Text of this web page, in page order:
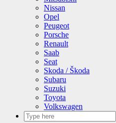
Nissan
Opel
Peugeot
Porsche
Renault
Saab
Seat
Skoda / Škoda
Subaru
Suzuki
Toyota
Volkswagen